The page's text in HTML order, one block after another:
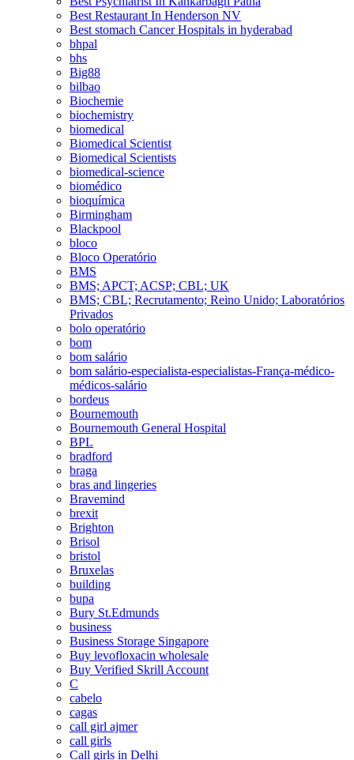
Best Restaurant In Henderson NV
Best stomach Cancer Hospitals in hyderabad
bhpal
bhs
Big88
bilbao
Biochemie
biochemistry
biomedical
Biomedical Scientist
Biomedical Scientists
biomedical-science
biomédico
bioquímica
Birmingham
Blackpool
bloco
Bloco Operatório
BMS
BMS; APCT; ACSP; CBL; UK
BMS; CBL; Recrutamento; Reino Unido; Laboratórios
Privados
bolo operatório
bom
bom salário
bom salário-especialista-especialistas-França-médico-
médicos-salário
bordeus
Bournemouth
Bournemouth General Hospital
BPL
bradford
braga
bras and lingeries
Bravemind
brexit
Brighton
Brisol
bristol
Bruxelas
building
bupa
Bury St.Edmunds
business
Business Storage Singapore
Buy levofloxacin wholesale
Buy Verified Skrill Account
C
cabelo
cagas
call girl ajmer
call girls
Call girls in Delhi